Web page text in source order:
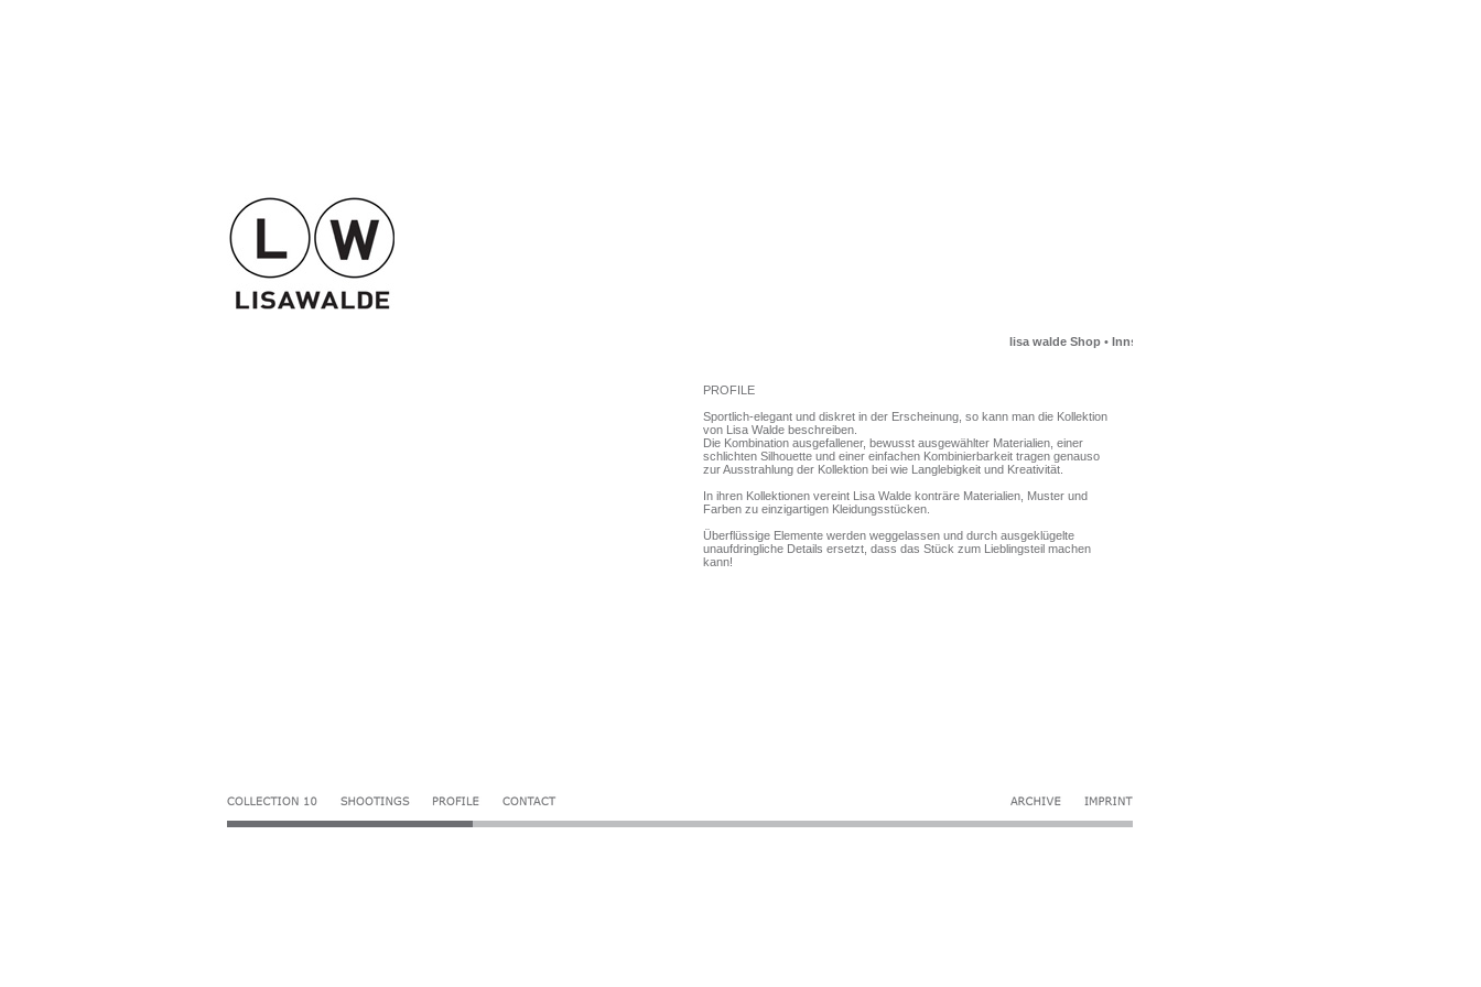
lisa walde Shop•Innstrasse 23
PROFILE
Sportlich-elegant und diskret in der Erscheinung, so kann man die Kollektion
von Lisa Walde beschreiben.
Die Kombination ausgefallener, bewusst ausgewählter Materialien, einer
schlichten Silhouette und einer einfachen Kombinierbarkeit tragen genauso
zur Ausstrahlung der Kollektion bei wie Langlebigkeit und Kreativität.
In ihren Kollektionen vereint Lisa Walde konträre Materialien, Muster und
Farben zu einzigartigen Kleidungsstücken.
Überflüssige Elemente werden weggelassen und durch ausgeklügelte
unaufdringliche Details ersetzt, dass das Stück zum Lieblingsteil machen
kann!